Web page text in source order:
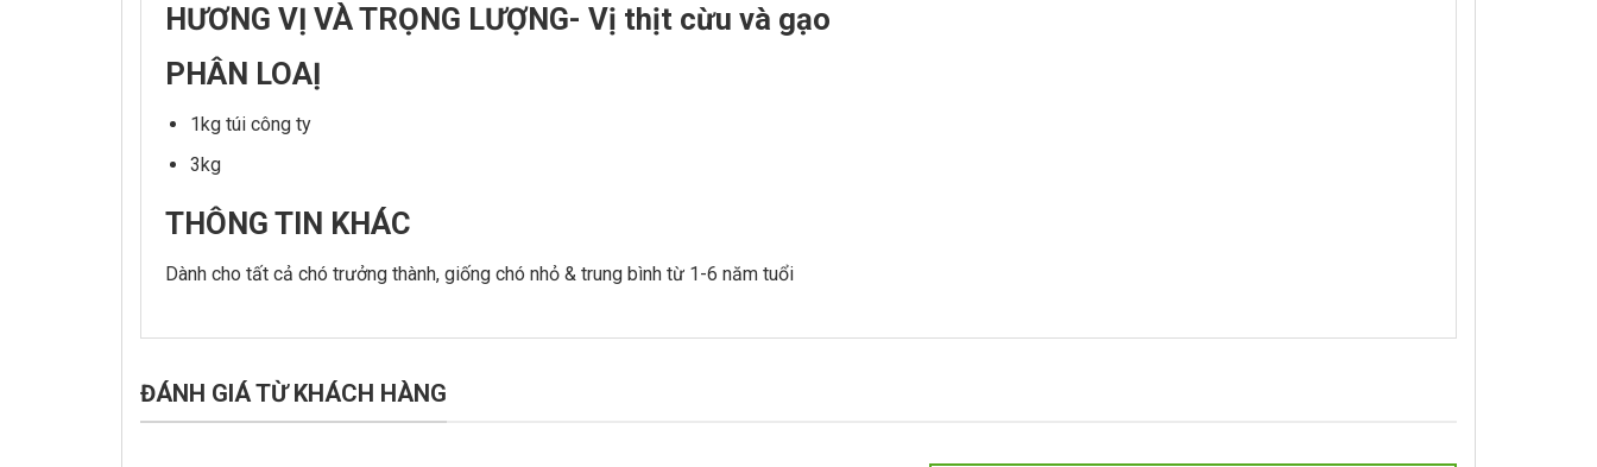
HƯƠNG VỊ VÀ TRỌNG LƯỢNG- Vị thịt cừu và gạo
PHÂN LOAỊ
1kg túi công ty
3kg
THÔNG TIN KHÁC
Dành cho tất cả chó trưởng thành, giống chó nhỏ & trung bình từ 1-6 năm tuổi
ĐÁNH GIÁ TỪ KHÁCH HÀNG